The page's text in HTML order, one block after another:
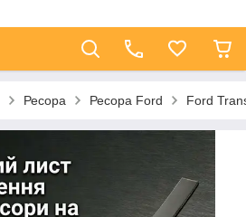
Ресора Ресора Ford Ford